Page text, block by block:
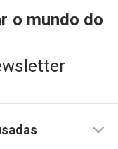
o mundo do